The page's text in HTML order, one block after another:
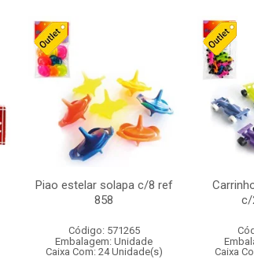
Piao estelar solapa c/8 ref
858
Código: 571265
Embalagem: Unidade
Caixa Com: 24 Unidade(s)
c/
Caixa